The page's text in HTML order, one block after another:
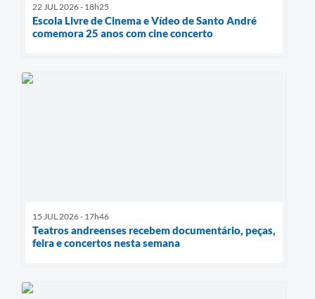
22 JUL 2026 - 18h25
Escola Livre de Cinema e Vídeo de Santo André
comemora 25 anos com cine concerto
15 JUL 2026 - 17h46
Teatros andreenses recebem documentário, peças,
feira e concertos nesta semana